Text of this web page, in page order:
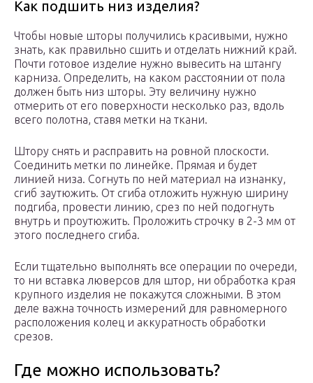
Как подшить низ изделия?
Чтобы новые шторы получились красивыми, нужно
знать, как правильно сшить и отделать нижний край.
Почти готовое изделие нужно вывесить на штангу
карниза. Определить, на каком расстоянии от пола
должен быть низ шторы. Эту величину нужно
отмерить от его поверхности несколько раз, вдоль
всего полотна, ставя метки на ткани.
Штору снять и расправить на ровной плоскости.
Соединить метки по линейке. Прямая и будет
линией низа. Согнуть по ней материал на изнанку,
сгиб заутюжить. От сгиба отложить нужную ширину
подгиба, провести линию, срез по ней подогнуть
внутрь и проутюжить. Проложить строчку в 2-3 мм от
этого последнего сгиба.
Если тщательно выполнять все операции по очереди,
то ни вставка люверсов для штор, ни обработка края
крупного изделия не покажутся сложными. В этом
деле важна точность измерений для равномерного
расположения колец и аккуратность обработки
срезов.
Где можно использовать?